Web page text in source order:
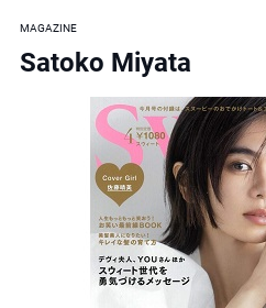
MAGAZINE
Satoko Miyata